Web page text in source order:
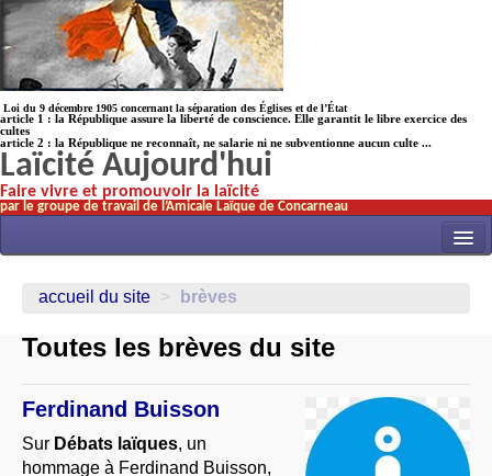
Loi du 9 décembre 1905 concernant la séparation des Églises et de l’État
article 1 : la République assure la liberté de conscience. Elle garantit le libre exercice des
cultes
article 2 : la République ne reconnaît, ne salarie ni ne subventionne aucun culte ...
Laïcité Aujourd'hui
Faire vivre et promouvoir la laïcité
par le groupe de travail de l’Amicale Laïque de Concarneau
NOS TRAVAUX
LAICITHÈQUE
accueil du site > brèves
Toutes les brèves du site
Ferdinand Buisson
Sur Débats laïques, un
hommage à Ferdinand Buisson,